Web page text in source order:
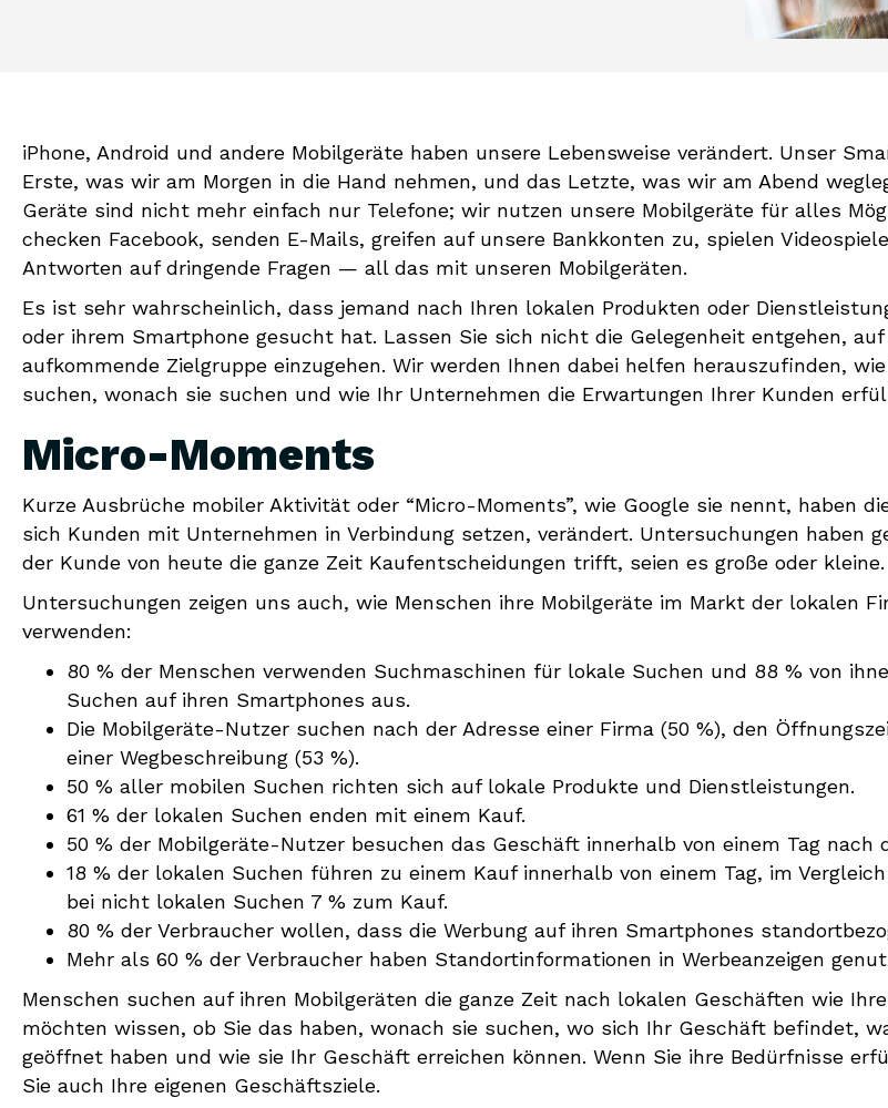
iPhone, Android und andere Mobilgeräte haben unsere Lebensweise verändert. Unser
Erste, was wir am Morgen in die Hand nehmen, und das Letzte, was wir am Abend
Geräte sind nicht mehr einfach nur Telefone; wir nutzen unsere Mobilgeräte für alles
checken Facebook, senden E-Mails, greifen auf unsere Bankkonten zu, spielen
Antworten auf dringende Fragen — all das mit unseren Mobilgeräten.
Es ist sehr wahrscheinlich, dass jemand nach Ihren lokalen Produkten oder
oder ihrem Smartphone gesucht hat. Lassen Sie sich nicht die Gelegenheit entgehen, auf
aufkommende Zielgruppe einzugehen. Wir werden Ihnen dabei helfen herauszufinden,
suchen, wonach sie suchen und wie Ihr Unternehmen die Erwartungen Ihrer Kunden
Micro-Moments
Kurze Ausbrüche mobiler Aktivität oder “Micro-Moments”, wie Google sie nennt, haben
sich Kunden mit Unternehmen in Verbindung setzen, verändert. Untersuchungen haben
der Kunde von heute die ganze Zeit Kaufentscheidungen trifft, seien es große oder kleine.
Untersuchungen zeigen uns auch, wie Menschen ihre Mobilgeräte im Markt der lokalen
verwenden:
80 % der Menschen verwenden Suchmaschinen für lokale Suchen und 88 % von
Suchen auf ihren Smartphones aus.
Die Mobilgeräte-Nutzer suchen nach der Adresse einer Firma (50 %), den
einer Wegbeschreibung (53 %).
50 % aller mobilen Suchen richten sich auf lokale Produkte und Dienstleistungen.
61 % der lokalen Suchen enden mit einem Kauf.
50 % der Mobilgeräte-Nutzer besuchen das Geschäft innerhalb von einem Tag nach
18 % der lokalen Suchen führen zu einem Kauf innerhalb von einem Tag, im
bei nicht lokalen Suchen 7 % zum Kauf.
80 % der Verbraucher wollen, dass die Werbung auf ihren Smartphones
Mehr als 60 % der Verbraucher haben Standortinformationen in Werbeanzeigen
Menschen suchen auf ihren Mobilgeräten die ganze Zeit nach lokalen Geschäften wie
möchten wissen, ob Sie das haben, wonach sie suchen, wo sich Ihr Geschäft befindet,
geöffnet haben und wie sie Ihr Geschäft erreichen können. Wenn Sie ihre Bedürfnisse
Sie auch Ihre eigenen Geschäftsziele.